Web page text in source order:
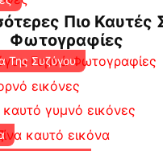
Πιο Καυτές
Φωτογραφίες
Της Συζύγου